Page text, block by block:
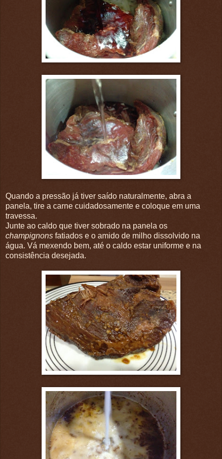
Quando a pressão já tiver saído naturalmente, abra a
panela, tire a carne cuidadosamente e coloque em uma
travessa.
Junte ao caldo que tiver sobrado na panela os
champignons fatiados e o amido de milho dissolvido na
água. Vá mexendo bem, até o caldo estar uniforme e na
consistência desejada.